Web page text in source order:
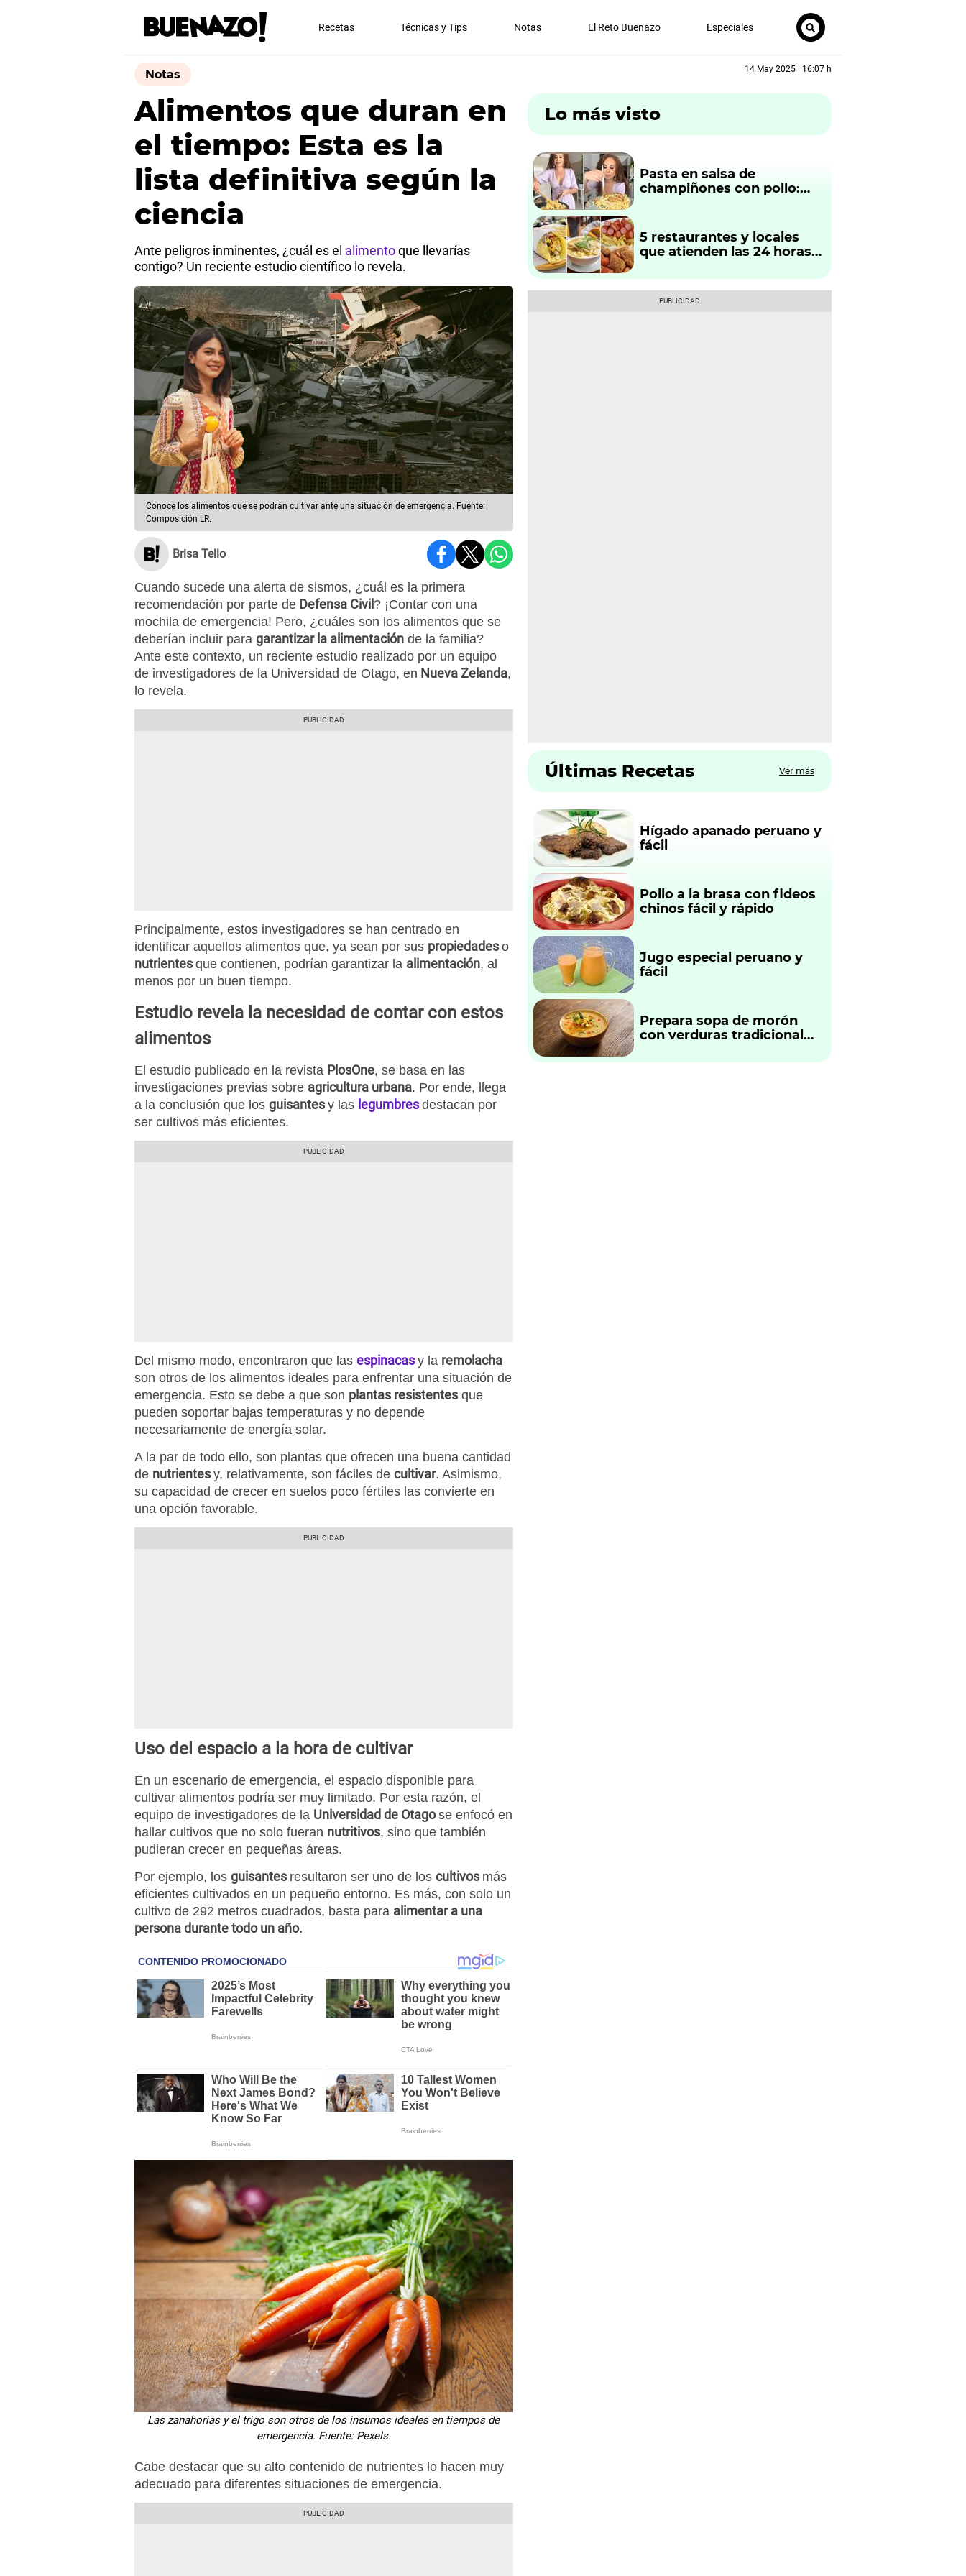
Recetas Técnicas y Tips Notas El Reto Buenazo Especiales
Notas 14 May 2025 | 16:07 h
Alimentos que duran en
el tiempo: Esta es la
lista definitiva según la
ciencia
Ante peligros inminentes, ¿cuál es el alimentoque llevarías
contigo? Un reciente estudio científico lo revela.
Conoce los alimentos que se podrán cultivar ante una situación de emergencia. Fuente:
Composición LR.
Brisa Tello
Cuando sucede una alerta de sismos, ¿cuál es la primera
recomendación por parte de Defensa Civil ? ¡Contar con una
mochila de emergencia! Pero, ¿cuáles son los alimentos que se
deberían incluir para garantizar la alimentación de la familia?
Ante este contexto, un reciente estudio realizado por un equipo
de investigadores de la Universidad de Otago, en Nueva Zelanda,
lo revela.
Principalmente, estos investigadores se han centrado en
identificar aquellos alimentos que, ya sean por sus propiedades o
nutrientes que contienen, podrían garantizar la alimentación, al
menos por un buen tiempo.
Estudio revela la necesidad de contar con estos
alimentos
El estudio publicado en la revista PlosOne, se basa en las
investigaciones previas sobre agricultura urbana. Por ende, llega
a la conclusión que los guisantes y las legumbres destacan por
ser cultivos más eficientes.
Del mismo modo, encontraron que las espinacas y la remolacha
son otros de los alimentos ideales para enfrentar una situación de
emergencia. Esto se debe a que son plantas resistentes que
pueden soportar bajas temperaturas y no depende
necesariamente de energía solar.
A la par de todo ello, son plantas que ofrecen una buena cantidad
de nutrientes y, relativamente, son fáciles de cultivar. Asimismo,
su capacidad de crecer en suelos poco fértiles las convierte en
una opción favorable.
Uso del espacio a la hora de cultivar
En un escenario de emergencia, el espacio disponible para
cultivar alimentos podría ser muy limitado. Por esta razón, el
equipo de investigadores de la Universidad de Otagose enfocó en
hallar cultivos que no solo fueran nutritivos, sino que también
pudieran crecer en pequeñas áreas.
Por ejemplo, los guisantes resultaron ser uno de los cultivos más
eficientes cultivados en un pequeño entorno. Es más, con solo un
cultivo de 292 metros cuadrados, basta para alimentar a una
persona durante todo un año.
Las zanahorias y el trigo son otros de los insumos ideales en tiempos de
emergencia. Fuente: Pexels.
Cabe destacar que su alto contenido de nutrientes lo hacen muy
adecuado para diferentes situaciones de emergencia.
Lo más visto
Pasta en salsa de
champiñones con pollo:
5 restaurantes y locales
que atienden las 24 horas
Últimas Recetas Ver más
Hígado apanado peruano y
fácil
Pollo a la brasa con fideos
chinos fácil y rápido
Jugo especial peruano y
fácil
Prepara sopa de morón
con verduras tradicional